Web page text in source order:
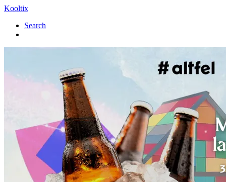
Kooltix
Search